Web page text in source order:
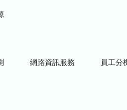
網路資訊服務 員工分